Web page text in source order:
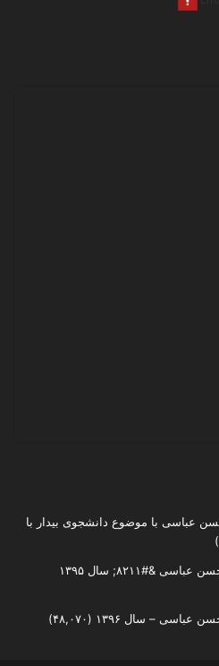
عباسی با موضوع دانشجوی بیدار با
&#۸۲۱۱; سال ۱۳۹۵
عباسی – سال ۱۳۹۶ (۴۸,۰۷۰)